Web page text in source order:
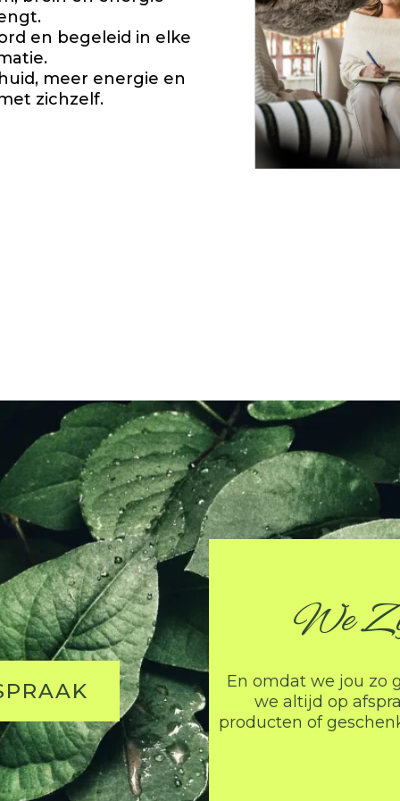
en begeleid in elke
meer energie en
zichzelf.
We
En omdat we jou zo
we altijd op
producten of